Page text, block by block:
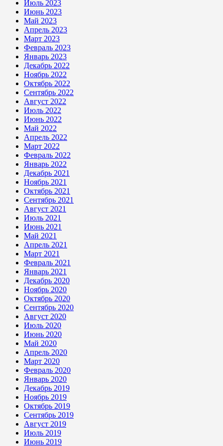
Июль 2023
Июнь 2023
Май 2023
Апрель 2023
Март 2023
Февраль 2023
Январь 2023
Декабрь 2022
Ноябрь 2022
Октябрь 2022
Сентябрь 2022
Август 2022
Июль 2022
Июнь 2022
Май 2022
Апрель 2022
Март 2022
Февраль 2022
Январь 2022
Декабрь 2021
Ноябрь 2021
Октябрь 2021
Сентябрь 2021
Август 2021
Июль 2021
Июнь 2021
Май 2021
Апрель 2021
Март 2021
Февраль 2021
Январь 2021
Декабрь 2020
Ноябрь 2020
Октябрь 2020
Сентябрь 2020
Август 2020
Июль 2020
Июнь 2020
Май 2020
Апрель 2020
Март 2020
Февраль 2020
Январь 2020
Декабрь 2019
Ноябрь 2019
Октябрь 2019
Сентябрь 2019
Август 2019
Июль 2019
Июнь 2019